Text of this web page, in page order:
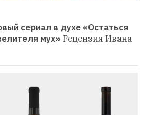
сериал в духе «Остаться
мух» Рецензия Ивана